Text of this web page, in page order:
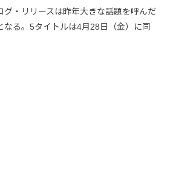
グ・リリースは昨年大きな話題を呼んだ
なる。5タイトルは4月28日（金）に同